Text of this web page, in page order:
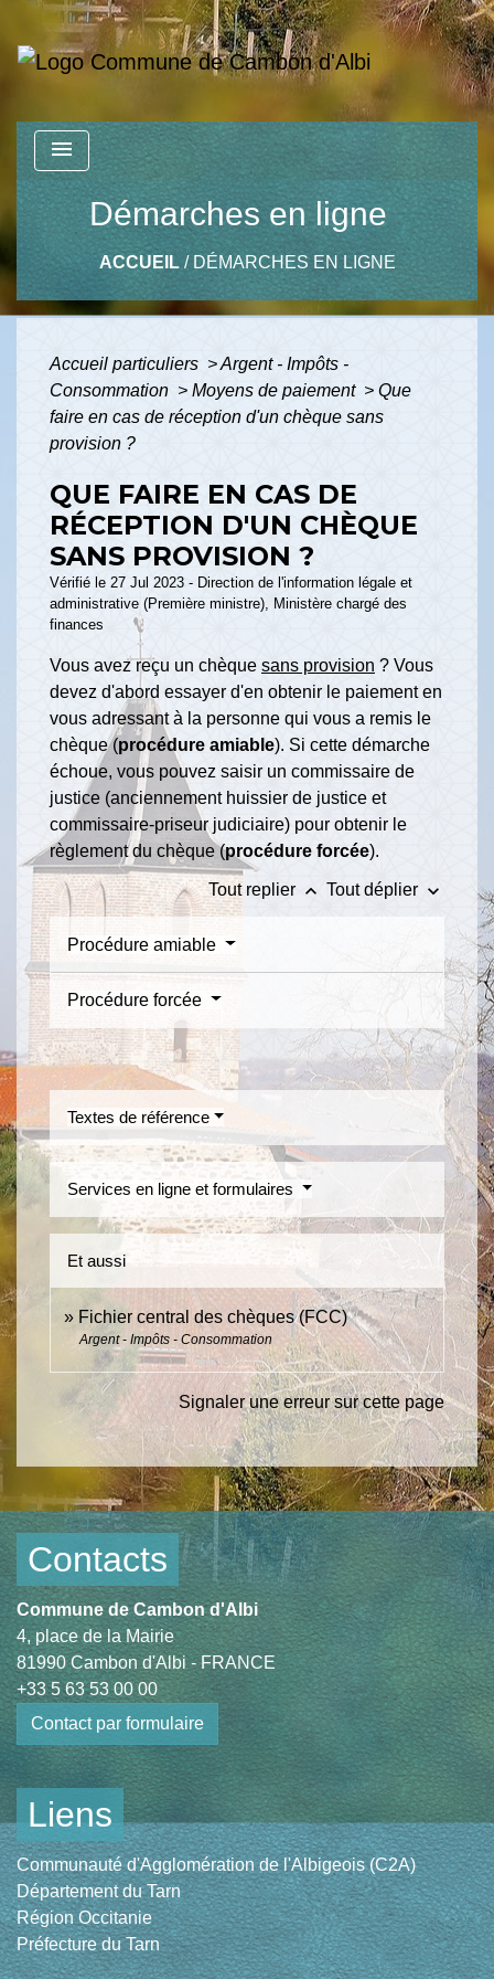
menu
Démarches en ligne
ACCUEIL/ DÉMARCHES EN LIGNE
Accueil particuliers >Argent - Impôts -
Consommation > Moyens de paiement > Que
faire en cas de réception d'un chèque sans
provision ?
QUE FAIRE EN CAS DE
RÉCEPTION D'UN CHÈQUE
SANS PROVISION ?
Vérifié le 27 Jul 2023 - Direction de l'information légale et
administrative (Première ministre), Ministère chargé des
finances
Vous avez reçu un chèque sans provision ? Vous
devez d'abord essayer d'en obtenir le paiement en
vous adressant à la personne qui vous a remis le
chèque (procédure amiable). Si cette démarche
échoue, vous pouvez saisir un commissaire de
justice (anciennement huissier de justice et
commissaire-priseur judiciaire) pour obtenir le
règlement du chèque (procédure forcée).
Tout replier keyboard_arrow_up Tout déplier keyboard_arrow_down
Procédure amiable
Procédure forcée
Textes de référence
Services en ligne et formulaires
Et aussi
Fichier central des chèques (FCC)
Argent - Impôts - Consommation
Signaler une erreur sur cette page
Contacts
Commune de Cambon d'Albi
4, place de la Mairie
81990 Cambon d'Albi - FRANCE
+33 5 63 53 00 00
Contact par formulaire
Liens
Communauté d'Agglomération de l'Albigeois (C2A)
Département du Tarn
Région Occitanie
Préfecture du Tarn